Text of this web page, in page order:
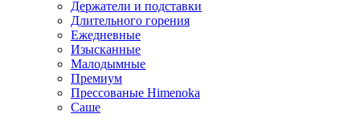
Держатели и подставки
Длительного горения
Ежедневные
Изысканные
Малодымные
Премиум
Прессованые Himenoka
Саше